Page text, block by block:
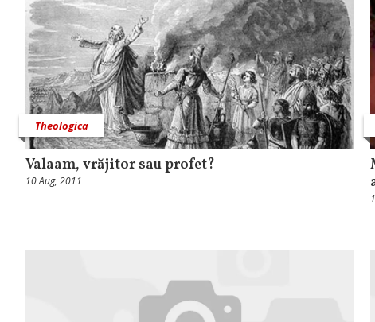
Theologica
Valaam, vrăjitor sau profet?
10 Aug, 2011